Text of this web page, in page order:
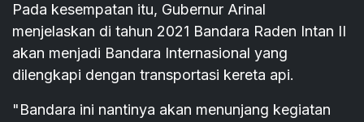
Pada kesempatan itu, Gubernur Arinal
menjelaskan di tahun 2021 Bandara Raden Intan II
akan menjadi Bandara Internasional yang
dilengkapi dengan transportasi kereta api.
"Bandara ini nantinya akan menunjang kegiatan